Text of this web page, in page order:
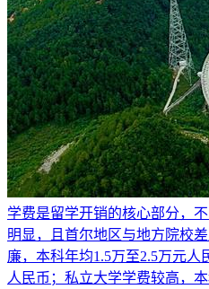
学费是留学开销的核心部分，
明显，且首尔地区与地方院校
廉，本科年均1.5万至2.5万元
人民币；私立大学学费较高，